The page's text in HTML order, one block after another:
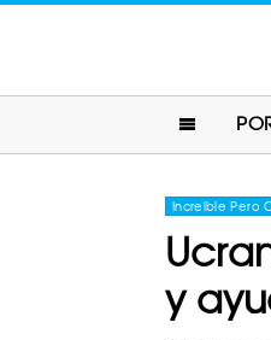
Increíble Pero
y